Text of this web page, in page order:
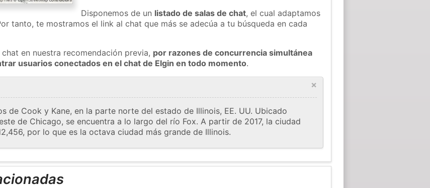
Disponemos de un listado de salas de chat, el cual adaptamos
tanto, te mostramos el link al chat que más se adecúa a tu búsqueda en cada
en nuestra recomendación previa, por razones de concurrencia simultánea
usuarios conectados en el chat de Elgin en todo momento.
×
de Cook y Kane, en la parte norte del estado de Illinois, EE. UU. Ubicado
de Chicago, se encuentra a lo largo del río Fox. A partir de 2017, la ciudad
por lo que es la octava ciudad más grande de Illinois.